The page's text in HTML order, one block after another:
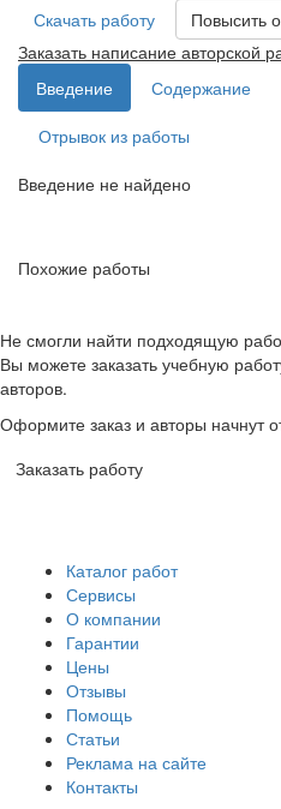
Скачать работу
Повысить
Заказать написание авторской
Введение
Содержание
Отрывок из работы
Введение не найдено
Похожие работы
Не смогли найти подходящую
Вы можете заказать учебную
авторов.
Оформите заказ и авторы начнут
Заказать работу
Каталог работ
Сервисы
О компании
Гарантии
Цены
Отзывы
Помощь
Статьи
Реклама на сайте
Контакты